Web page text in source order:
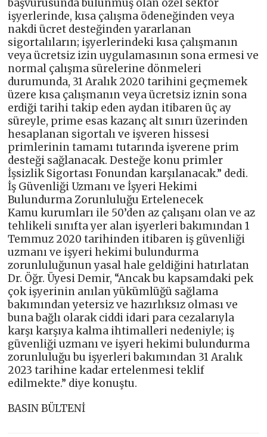
başvurusunda bulunmuş olan özel sektör
işyerlerinde, kısa çalışma ödeneğinden veya
nakdi ücret desteğinden yararlanan
sigortalıların; işyerlerindeki kısa çalışmanın
veya ücretsiz izin uygulamasının sona ermesi ve
normal çalışma sürelerine dönmeleri
durumunda, 31 Aralık 2020 tarihini geçmemek
üzere kısa çalışmanın veya ücretsiz iznin sona
erdiği tarihi takip eden aydan itibaren üç ay
süreyle, prime esas kazanç alt sınırı üzerinden
hesaplanan sigortalı ve işveren hissesi
primlerinin tamamı tutarında işverene prim
desteği sağlanacak. Desteğe konu primler
İşsizlik Sigortası Fonundan karşılanacak.” dedi.
İş Güvenliği Uzmanı ve İşyeri Hekimi
Bulundurma Zorunluluğu Ertelenecek
Kamu kurumları ile 50’den az çalışanı olan ve az
tehlikeli sınıfta yer alan işyerleri bakımından 1
Temmuz 2020 tarihinden itibaren iş güvenliği
uzmanı ve işyeri hekimi bulundurma
zorunluluğunun yasal hale geldiğini hatırlatan
Dr. Öğr. Üyesi Demir, “Ancak bu kapsamdaki pek
çok işyerinin anılan yükümlüğü sağlama
bakımından yetersiz ve hazırlıksız olması ve
buna bağlı olarak ciddi idari para cezalarıyla
karşı karşıya kalma ihtimalleri nedeniyle; iş
güvenliği uzmanı ve işyeri hekimi bulundurma
zorunluluğu bu işyerleri bakımından 31 Aralık
2023 tarihine kadar ertelenmesi teklif
edilmekte.” diye konuştu.
BASIN BÜLTENİ